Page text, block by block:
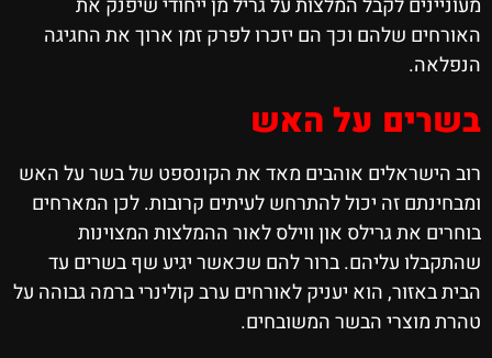
מעוניינים לקבל המלצות על גריל מן ייחודי שיפנק את
האורחים שלהם וכך הם יזכרו לפרק זמן ארוך את החגיגה
הנפלאה.
בשרים על האש
רוב הישראלים אוהבים מאד את הקונספט של בשר על האש
ומבחינתם זה יכול להתרחש לעיתים קרובות. לכן המארחים
בוחרים את גרילס און ווילס לאור ההמלצות המצוינות
שהתקבלו עליהם. ברור להם שכאשר יגיע שף בשרים עד
הבית באזור, הוא יעניק לאורחים ערב קולינרי ברמה גבוהה על
טהרת מוצרי הבשר המשובחים.